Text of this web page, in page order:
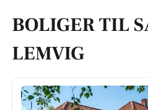
BOLIGER TIL
LEMVIG